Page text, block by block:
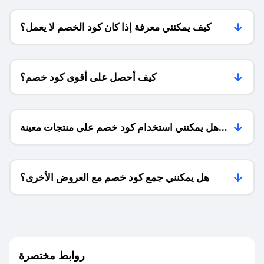
كيف يمكنني معرفة إذا كان كود الخصم لا يعمل؟
كيف أحصل على أقوى كود خصم؟
هل يمكنني استخدام كود خصم على منتجات معينة
فقط؟
هل يمكنني جمع كود خصم مع العروض الأخرى؟
روابط مختصرة